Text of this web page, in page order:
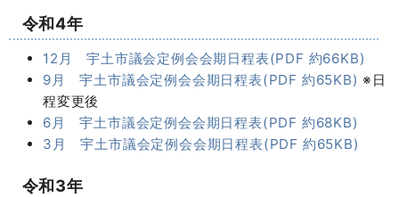
令和4年
12月 宇土市議会定例会会期日程表(PDF 約66KB)
9月 宇土市議会定例会会期日程表(PDF 約65KB) ※日
程変更後
6月 宇土市議会定例会会期日程表(PDF 約68KB)
3月 宇土市議会定例会会期日程表(PDF 約65KB)
令和3年